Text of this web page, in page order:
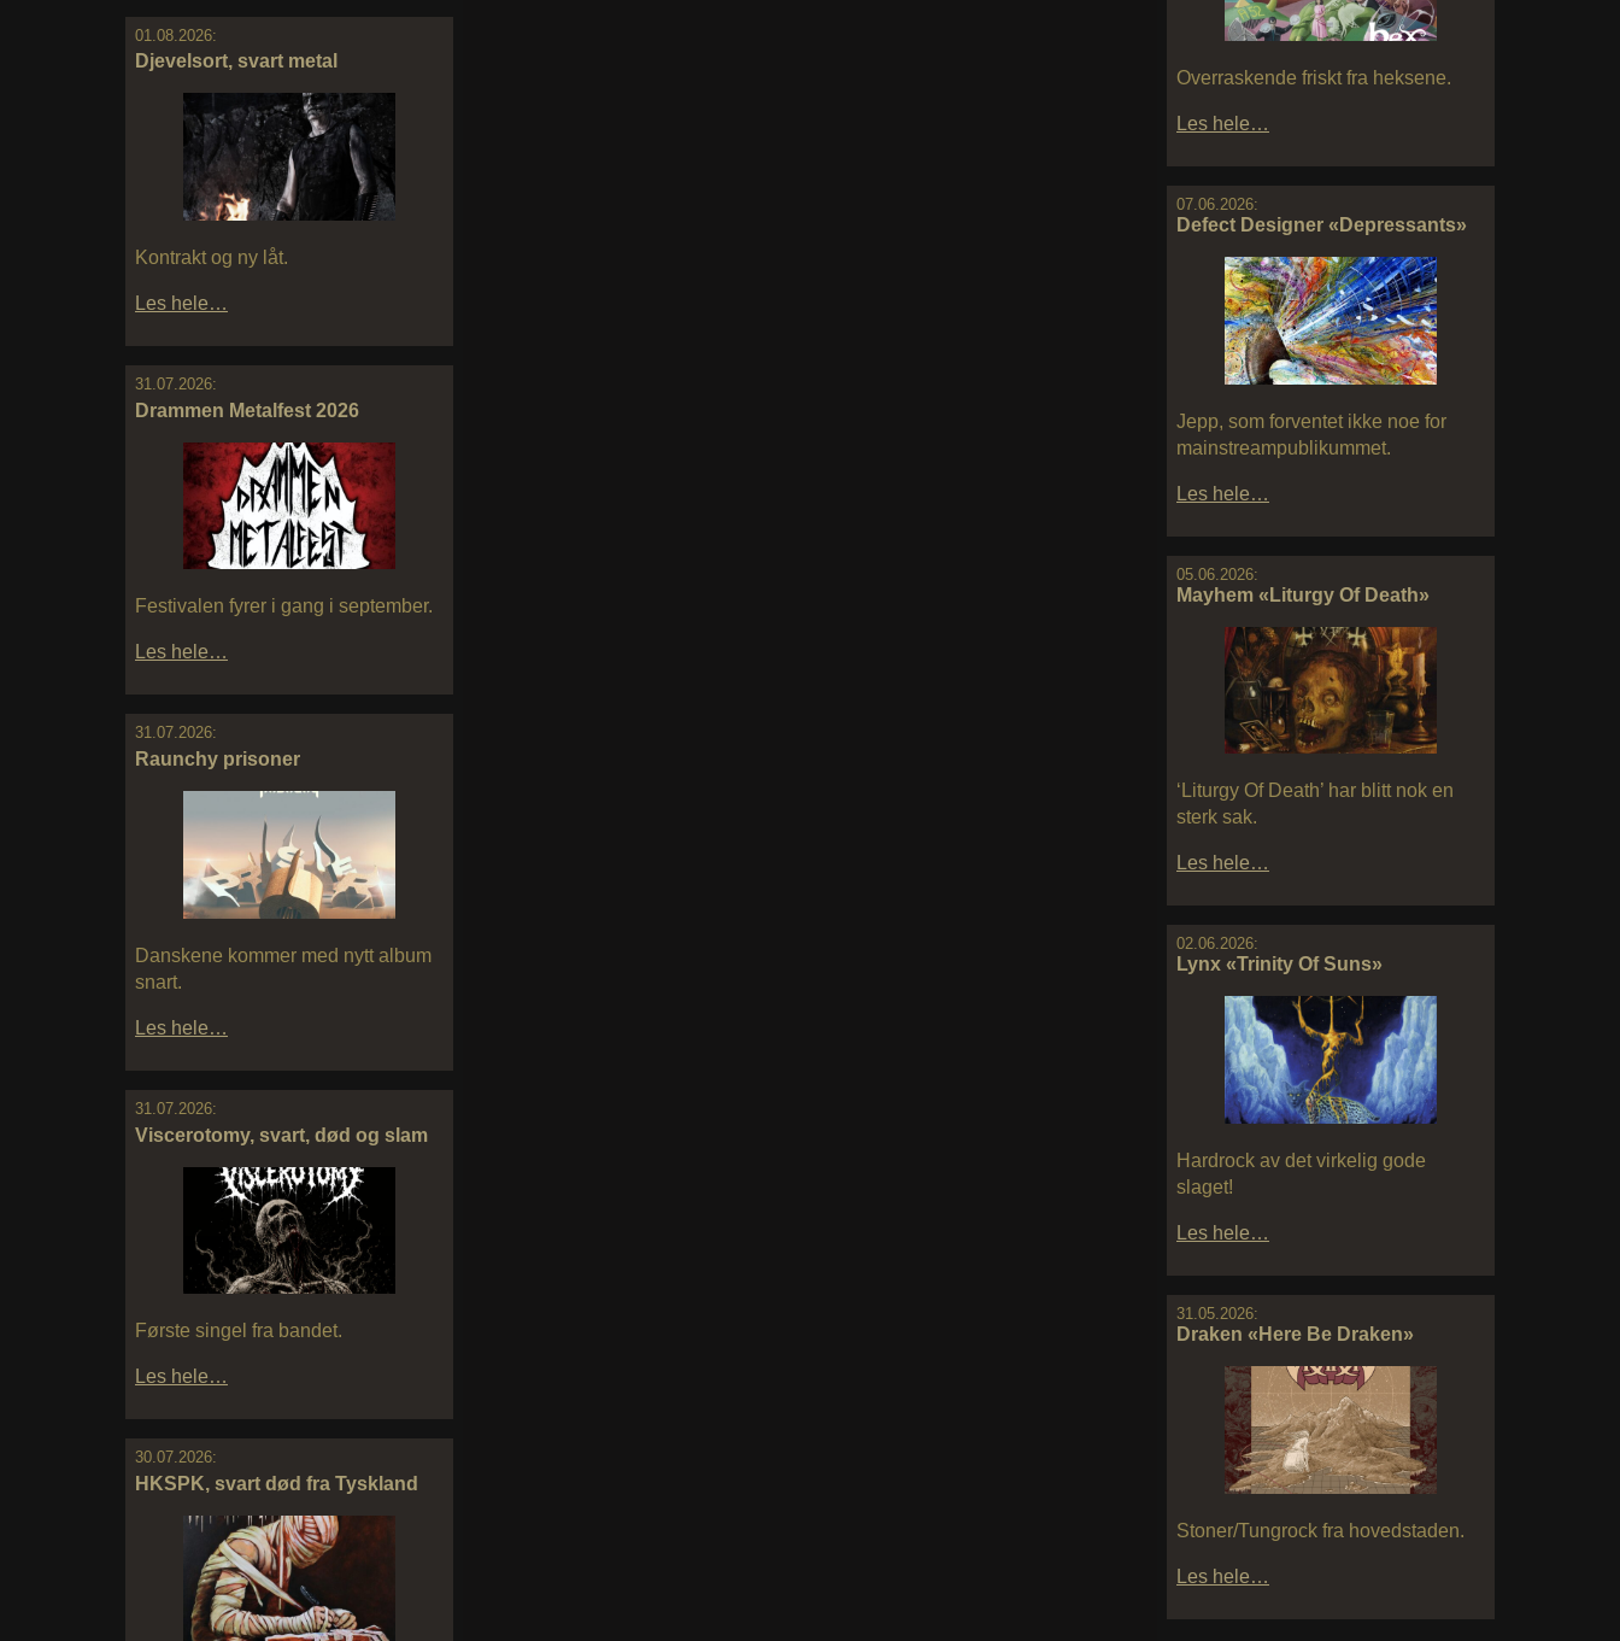
01.08.2026:
Djevelsort, svart metal
Kontrakt og ny låt.
Les hele…
31.07.2026:
Drammen Metalfest 2026
Festivalen fyrer i gang i september.
Les hele…
31.07.2026:
Raunchy prisoner
Danskene kommer med nytt album
snart.
Les hele…
31.07.2026:
Viscerotomy, svart, død og slam
Første singel fra bandet.
Les hele…
30.07.2026:
HKSPK, svart død fra Tyskland
Overraskende friskt fra heksene.
Les hele…
07.06.2026:
Defect Designer «Depressants»
Jepp, som forventet ikke noe for
mainstreampublikummet.
Les hele…
05.06.2026:
Mayhem «Liturgy Of Death»
‘Liturgy Of Death’ har blitt nok en
sterk sak.
Les hele…
02.06.2026:
Lynx «Trinity Of Suns»
Hardrock av det virkelig gode
slaget!
Les hele…
31.05.2026:
Draken «Here Be Draken»
Stoner/Tungrock fra hovedstaden.
Les hele…